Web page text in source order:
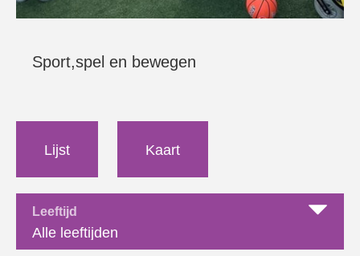
Sport,spel en bewegen
Lijst Kaart
Leeftijd
Alle leeftijden